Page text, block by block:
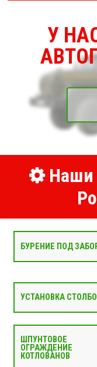
У
Наши
БУРЕНИЕ ПОД
УСТАНОВКА
ШПУНТОВОЕ
ОГРАЖДЕНИЕ
КОТЛОВАНОВ